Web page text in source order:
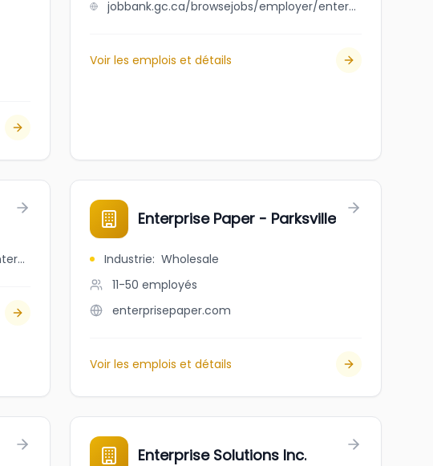
jobbank.gc.ca/browsejobs/employer/enterprisemarketdesk+inc./ca
Voir les emplois et détails
jobbank.gc.ca/browsejobs/employer/enterprise+paper+co.+ltd./ca
Enterprise Paper - Parksville
Industrie: Wholesale
11-50 employés
enterprisepaper.com
Voir les emplois et détails
Enterprise Solutions Inc.